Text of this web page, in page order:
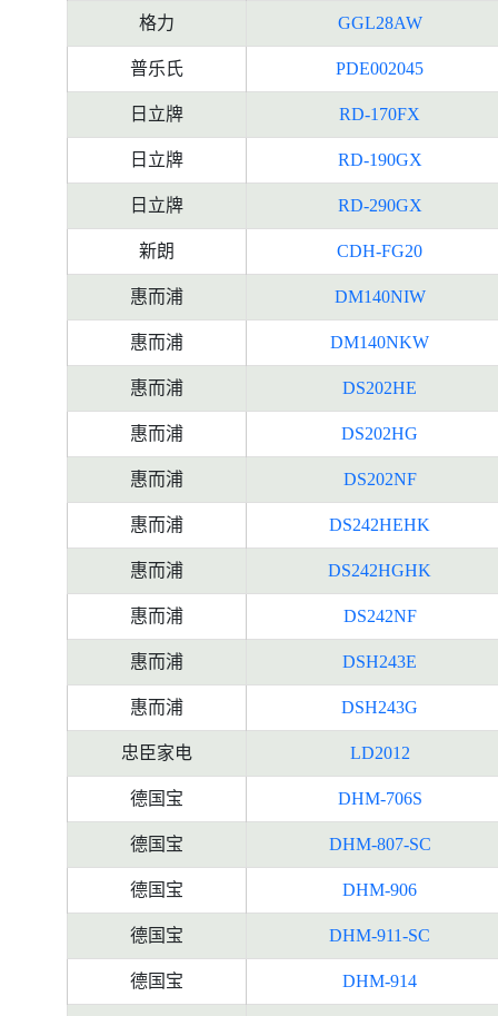
格力 GGL28AW
普乐氏 PDE002045
日立牌 RD-170FX
日立牌 RD-190GX
日立牌 RD-290GX
新朗 CDH-FG20
惠而浦 DM140NIW
惠而浦 DM140NKW
惠而浦 DS202HE
惠而浦 DS202HG
惠而浦 DS202NF
惠而浦 DS242HEHK
惠而浦 DS242HGHK
惠而浦 DS242NF
惠而浦 DSH243E
惠而浦 DSH243G
忠臣家电 LD2012
德国宝 DHM-706S
德国宝 DHM-807-SC
德国宝 DHM-906
德国宝 DHM-911-SC
德国宝 DHM-914